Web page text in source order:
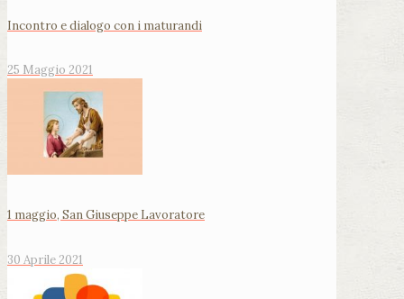
Incontro e dialogo con i maturandi
25 Maggio 2021
1 maggio, San Giuseppe Lavoratore
30 Aprile 2021